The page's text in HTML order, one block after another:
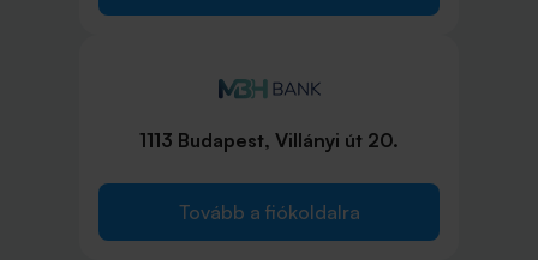
1113 Budapest, Villányi út 20.
Tovább a fiókoldalra